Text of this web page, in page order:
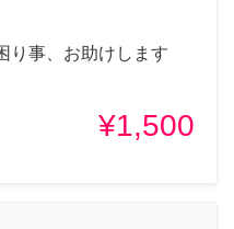
り事、お助けします
¥1,500